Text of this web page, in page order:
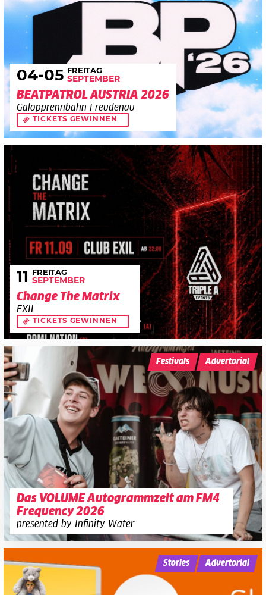
04-05 FREITAG
SEPTEMBER
BEATPATROL AUSTRIA 2026
Galopprennbahn Freudenau
TICKETS GEWINNEN
11 FREITAG
SEPTEMBER
Change The Matrix
EXIL
TICKETS GEWINNEN
Das VOLUME Autogrammzelt am FM4
Frequency 2026
presented by Infinity Water
Festivals Advertorial
Stories Advertorial